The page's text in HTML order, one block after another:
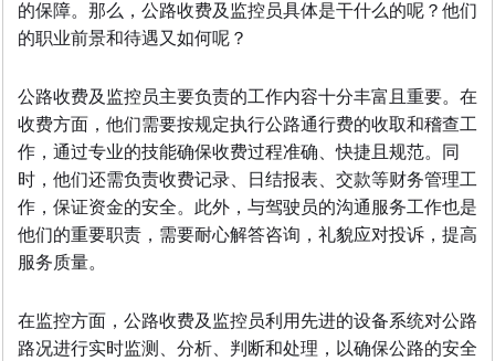
的保障。那么，公路收费及监控员具体是干什么的呢？他们
的职业前景和待遇又如何呢？
公路收费及监控员主要负责的工作内容十分丰富且重要。在
收费方面，他们需要按规定执行公路通行费的收取和稽查工
作，通过专业的技能确保收费过程准确、快捷且规范。同
时，他们还需负责收费记录、日结报表、交款等财务管理工
作，保证资金的安全。此外，与驾驶员的沟通服务工作也是
他们的重要职责，需要耐心解答咨询，礼貌应对投诉，提高
服务质量。
在监控方面，公路收费及监控员利用先进的设备系统对公路
路况进行实时监测、分析、判断和处理，以确保公路的安全